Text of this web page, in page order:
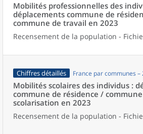
Mobilités professionnelles des
déplacements commune de
commune de travail en 2023
Recensement de la population -
Chiffres détaillés France par communes
Mobilités scolaires des individus :
commune de résidence /
scolarisation en 2023
Recensement de la population -